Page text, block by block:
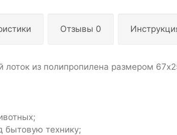
Отзывы 0
лоток из полипропилена размером
бытовую технику;